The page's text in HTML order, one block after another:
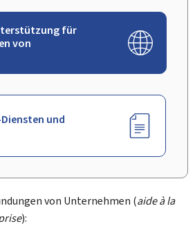
für
von
und
von Unternehmen (aide à la
):